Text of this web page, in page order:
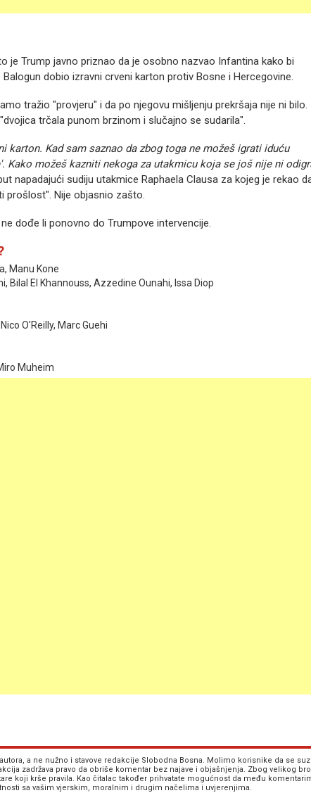
je Trump javno priznao da je osobno nazvao Infantina kako bi
dobio izravni crveni karton protiv Bosne i Hercegovine.
tražio "provjeru" i da po njegovu mišljenju prekršaja nije ni bilo.
trčala punom brzinom i slučajno se sudarila".
karton. Kad sam saznao da zbog toga ne možeš igrati iduću
Kako možeš kazniti nekoga za utakmicu koja se još nije ni
napadajući sudiju utakmice Raphaela Clausa za kojeg je rekao
prošlost". Nije objasnio zašto.
dođe li ponovno do Trumpove intervencije.
Manu Kone
Bilal El Khannouss, Azzedine Ounahi, Issa Diop
O'Reilly, Marc Guehi
Muheim
a ne nužno i stavove redakcije Slobodna Bosna. Molimo korisnike da se
zadržava pravo da obriše komentar bez najave i objašnjenja. Zbog velikog
koji krše pravila. Kao čitalac također prihvatate mogućnost da među
sa vašim vjerskim, moralnim i drugim načelima i uvjerenjima.